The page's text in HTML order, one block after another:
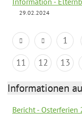
29.02.2024
1
11
12 13
Informationen
Bericht - Osterferien